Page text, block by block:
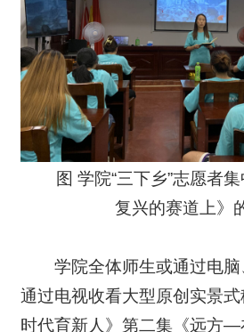
图 学院“三下乡”志愿者
复兴的赛道上》
学院全体师生或通过电
通过电视收看大型原创实景
时代育新人》第二集《远方—